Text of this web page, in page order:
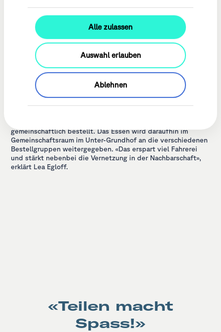
Alle zulassen
Auswahl erlauben
Ablehnen
In der Siedlung Unter-Grundhof in Emmen bieten acht
Besitzerschaften rund 65 Wohnungen und 8 Ateliers an. Mit
einem ganzheitlichen Lebensraum will die Siedlung die
Konsum- und Mobilitätsbedürfnisse der Bewohner:innen
reduzieren. Dazu gehört ein Car-Sharing, aber auch
gemeinschaftlich bestellt. Das Essen wird daraufhin im
Gemeinschaftsraum im Unter-Grundhof an die verschiedenen
Bestellgruppen weitergegeben. «Das erspart viel Fahrerei
und stärkt nebenbei die Vernetzung in der Nachbarschaft»,
erklärt Lea Egloff.
«Teilen macht
Spass!»